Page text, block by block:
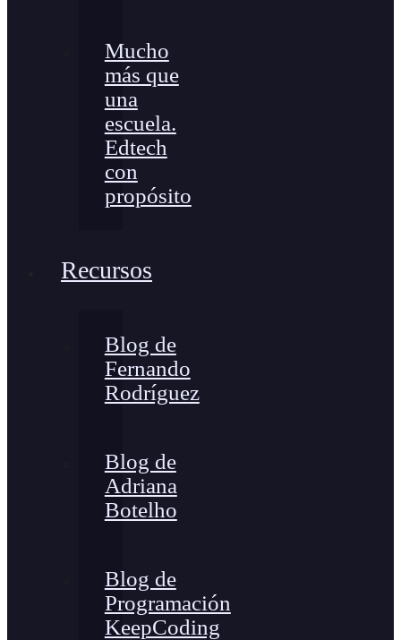
Mucho
más que
una
escuela.
Edtech
con
propósito
Recursos
Blog de
Fernando
Rodríguez
Blog de
Adriana
Botelho
Blog de
Programación
KeepCoding